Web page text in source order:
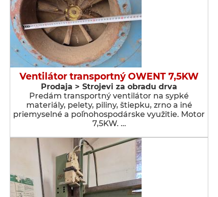
Ventilátor transportný OWENT 7,5KW
Prodaja > Strojevi za obradu drva
Predám transportný ventilátor na sypké
materiály, pelety, piliny, štiepku, zrno a iné
priemyselné a poľnohospodárske využitie. Motor
7,5KW. …